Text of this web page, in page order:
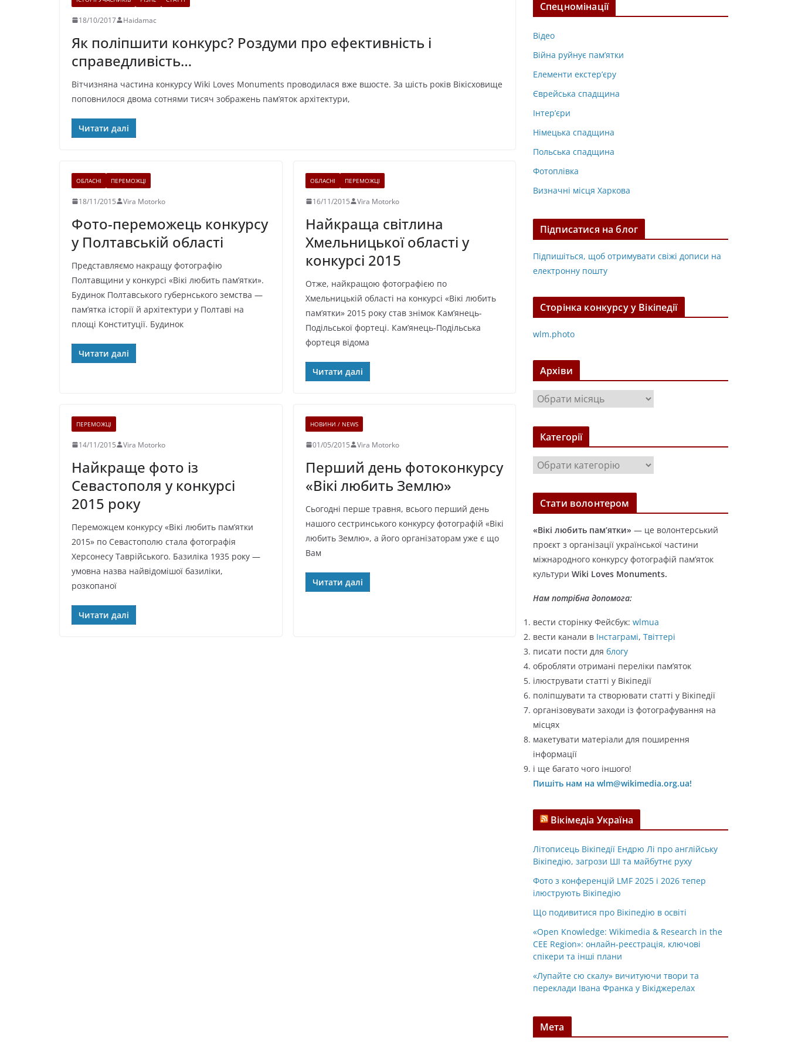
18/10/2017 Haidamac
Як поліпшити конкурс? Роздуми про ефективність і
справедливість…
Вітчизняна частина конкурсу Wiki Loves Monuments проводилася вже вшосте. За шість років Вікісховище
поповнилося двома сотнями тисяч зображень пам’яток архітектури,
Читати далі
ОБЛАСНІ ПЕРЕМОЖЦІ
18/11/2015 Vira Motorko
Фото-переможець конкурсу
у Полтавській області
Представляємо накращу фотографію
Полтавщини у конкурсі «Вікі любить пам’ятки».
Будинок Полтавського губернського земства —
пам’ятка історії й архітектури у Полтаві на
площі Конституції. Будинок
Читати далі
ОБЛАСНІ ПЕРЕМОЖЦІ
16/11/2015 Vira Motorko
Найкраща світлина
Хмельницької області у
конкурсі 2015
Отже, найкращою фотографією по
Хмельницькій області на конкурсі «Вікі любить
пам’ятки» 2015 року став знімок Кам’янець-
Подільської фортеці. Кам’янець-Подільська
фортеця відома
Читати далі
ПЕРЕМОЖЦІ
14/11/2015 Vira Motorko
Найкраще фото із
Севастополя у конкурсі
2015 року
Переможцем конкурсу «Вікі любить пам’ятки
2015» по Севастополю стала фотографія
Херсонесу Таврійського. Базиліка 1935 року —
умовна назва найвідомішої базиліки,
розкопаної
Читати далі
НОВИНИ / NEWS
01/05/2015 Vira Motorko
Перший день фотоконкурсу
«Вікі любить Землю»
Сьогодні перше травня, всього перший день
нашого сестринського конкурсу фотографій «Вікі
любить Землю», а його організаторам уже є що
Вам
Читати далі
Спецномінації
Відео
Війна руйнує пам’ятки
Елементи екстер’єру
Єврейська спадщина
Інтер’єри
Німецька спадщина
Польська спадщина
Фотоплівка
Визначні місця Харкова
Підписатися на блог
Підпишіться, щоб отримувати свіжі дописи на
електронну пошту
Сторінка конкурсу у Вікіпедії
wlm.photo
Архіви
р
х
в
Категорії
а
т
о
р
і
ї
Стати волонтером
«Вікі любить пам’ятки» — це волонтерський
проєкт з організації української частини
міжнародного конкурсу фотографій пам’яток
культури Wiki Loves Monuments.
Нам потрібна допомога:
вести сторінку Фейсбук: wlmua
вести канали в Інстаграмі, Твіттері
писати пости для блогу
обробляти отримані переліки пам’яток
ілюструвати статті у Вікіпедії
поліпшувати та створювати статті у Вікіпедії
організовувати заходи із фотографування на
місцях
макетувати матеріали для поширення
інформації
і ще багато чого іншого!
Пишіть нам на wlm@wikimedia.org.ua!
Вікімедіа Україна
Літописець Вікіпедії Ендрю Лі про англійську
Вікіпедію, загрози ШІ та майбутнє руху
Фото з конференцій LMF 2025 і 2026 тепер
ілюструють Вікіпедію
Що подивитися про Вікіпедію в освіті
«Open Knowledge: Wikimedia & Research in the
CEE Region»: онлайн-реєстрація, ключові
спікери та інші плани
«Лупайте сю скалу» вичитуючи твори та
переклади Івана Франка у Вікіджерелах
Мета